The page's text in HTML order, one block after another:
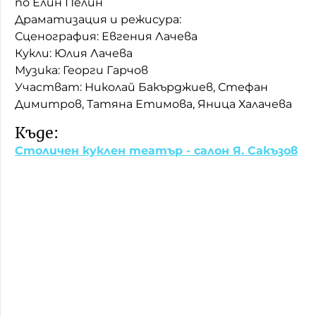
Драматизация и режисура:
Сценография: Евгения Лачева
Кукли: Юлия Лачева
Музика: Георги Гарчов
Участват: Николай Бакърджиев, Стефан
Димитров, Татяна Етимова, Яница Халачева
Къде:
Столичен куклен театър - салон Я. Сакъзов